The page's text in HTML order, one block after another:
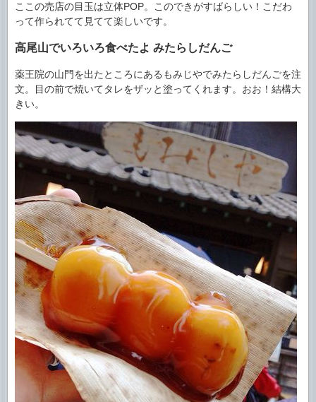
ここの売店の目玉は立体POP。このできがすばらしい！こだわ
って作られてて見てて楽しいです。
高尾山でいろいろ食べたよ みたらしだんご
薬王院の山門を出たところにあるもみじやでみたらしだんごを注
文。目の前で焼いてタレをザッと塗ってくれます。おお！結構大
きい。